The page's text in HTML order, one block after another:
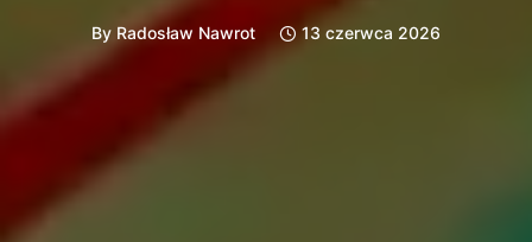
By Radosław Nawrot 13 czerwca 2026